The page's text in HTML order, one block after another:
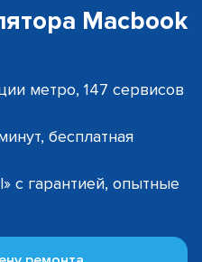
Macbook
метро, 147 сервисов
бесплатная
с гарантией, опытные